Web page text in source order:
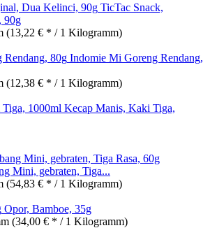
TicTac Snack,
90g
(13,22 € * / 1 Kilogramm)
Indomie Mi Goreng Rendang,
(12,38 € * / 1 Kilogramm)
Kecap Manis, Kaki Tiga,
Mini, gebraten, Tiga...
(54,83 € * / 1 Kilogramm)
Opor, Bamboe, 35g
(34,00 € * / 1 Kilogramm)